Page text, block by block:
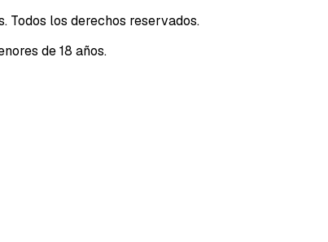
Todos los derechos reservados.
de 18 años.